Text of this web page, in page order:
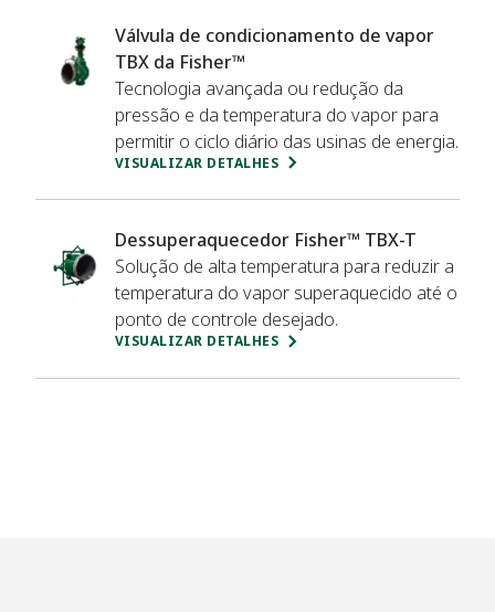
Válvula de condicionamento de vapor
TBX da Fisher™
Tecnologia avançada ou redução da
pressão e da temperatura do vapor para
permitir o ciclo diário das usinas de energia.
VISUALIZAR DETALHES
Dessuperaquecedor Fisher™ TBX-T
Solução de alta temperatura para reduzir a
temperatura do vapor superaquecido até o
ponto de controle desejado.
VISUALIZAR DETALHES